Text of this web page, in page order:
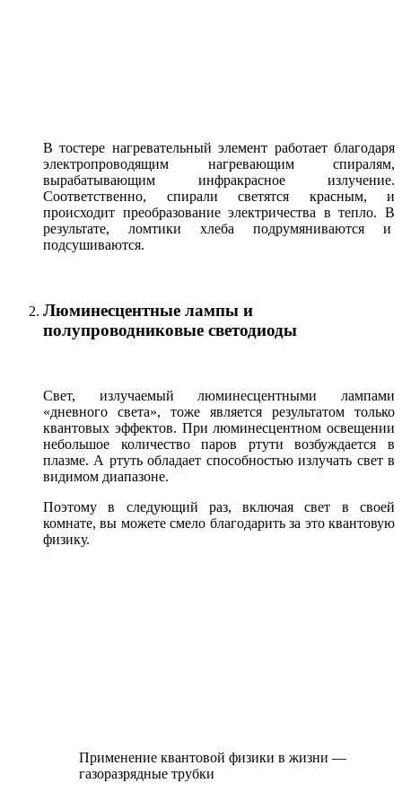
В тостере нагревательный элемент работает благодаря
электропроводящим нагревающим спиралям,
вырабатывающим инфракрасное излучение.
Соответственно, спирали светятся красным, и
происходит преобразование электричества в тепло. В
результате, ломтики хлеба подрумяниваются и
подсушиваются.
Люминесцентные лампы и
полупроводниковые светодиоды
Свет, излучаемый люминесцентными лампами
«дневного света», тоже является результатом только
квантовых эффектов. При люминесцентном освещении
небольшое количество паров ртути возбуждается в
плазме. А ртуть обладает способностью излучать свет в
видимом диапазоне.
Поэтому в следующий раз, включая свет в своей
комнате, вы можете смело благодарить за это квантовую
физику.
Применение квантовой физики в жизни —
газоразрядные трубки